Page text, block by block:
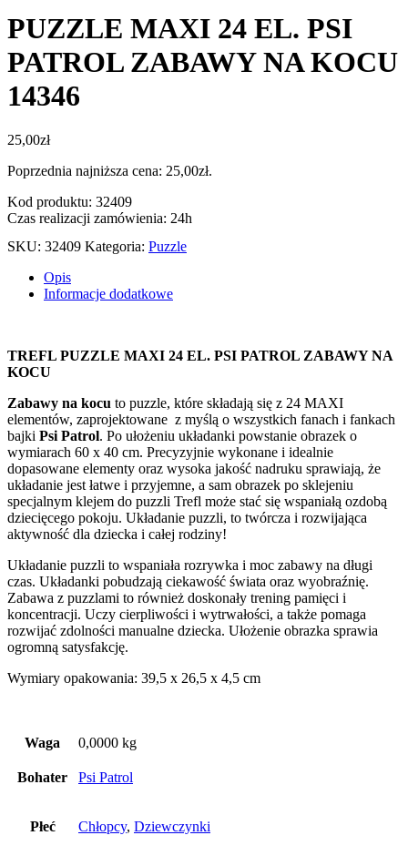
PUZZLE MAXI 24 EL. PSI
PATROL ZABAWY NA KOCU
14346
25,00zł
Poprzednia najniższa cena: 25,00zł.
Kod produktu: 32409
Czas realizacji zamówienia: 24h
SKU: 32409 Kategoria: Puzzle
Opis
Informacje dodatkowe
TREFL PUZZLE MAXI 24 EL. PSI PATROL ZABAWY NA
KOCU
Zabawy na kocu to puzzle, które składają się z 24 MAXI
elementów, zaprojektowane z myślą o wszystkich fanach i fankach
bajki Psi Patrol. Po ułożeniu układanki powstanie obrazek o
wymiarach 60 x 40 cm. Precyzyjnie wykonane i idealnie
dopasowane elementy oraz wysoka jakość nadruku sprawiają, że
układanie jest łatwe i przyjemne, a sam obrazek po sklejeniu
specjalnym klejem do puzzli Trefl może stać się wspaniałą ozdobą
dziecięcego pokoju. Układanie puzzli, to twórcza i rozwijająca
aktywność dla dziecka i całej rodziny!
Układanie puzzli to wspaniała rozrywka i moc zabawy na długi
czas. Układanki pobudzają ciekawość świata oraz wyobraźnię.
Zabawa z puzzlami to również doskonały trening pamięci i
koncentracji. Uczy cierpliwości i wytrwałości, a także pomaga
rozwijać zdolności manualne dziecka. Ułożenie obrazka sprawia
ogromną satysfakcję.
Wymiary opakowania: 39,5 x 26,5 x 4,5 cm
Waga 0,0000 kg
Bohater Psi Patrol
Płeć Chłopcy, Dziewczynki